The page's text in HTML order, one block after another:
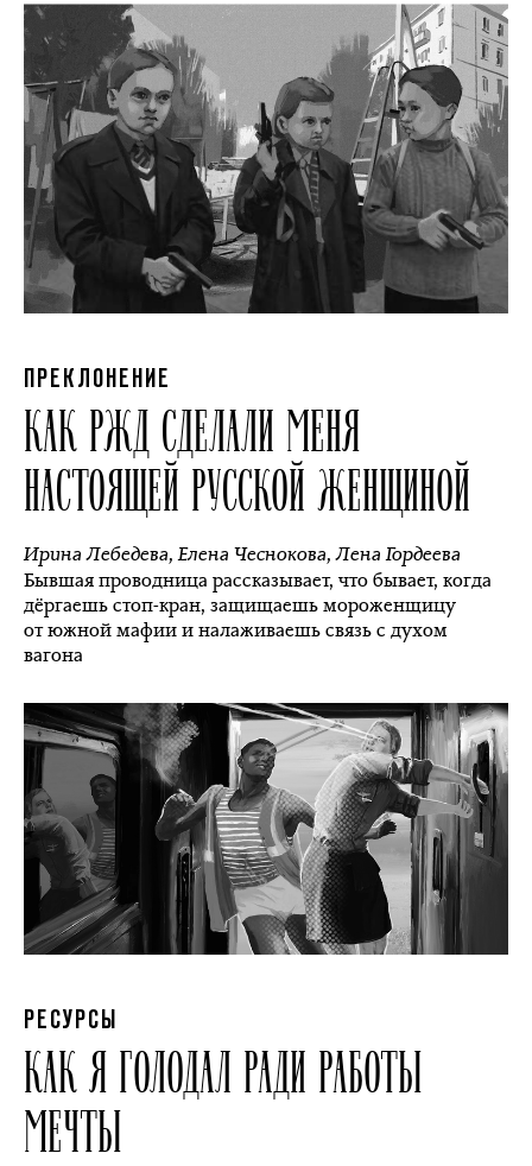
ПРЕКЛОНЕНИЕ
КАК РЖД СДЕЛАЛИ МЕНЯ
НАСТОЯЩЕЙ РУССКОЙ ЖЕНЩИНОЙ
Ирина Лебедева,Елена Чеснокова,Лена Гордеева
Бывшая проводница рассказывает, что бывает, когда
дёргаешь стоп-кран, защищаешь мороженщицу
от южной мафии и налаживаешь связь с духом
вагона
РЕСУРСЫ
КАК Я ГОЛОДАЛ РАДИ РАБОТЫ
МЕЧТЫ